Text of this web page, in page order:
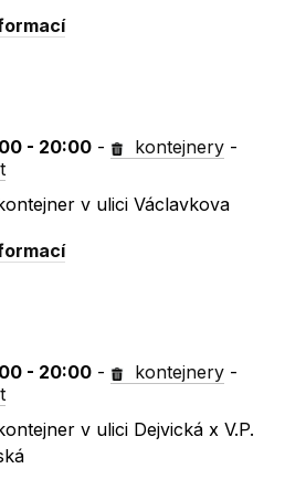
- 20:00 - kontejnery -
v ulici Václavkova
- 20:00 - kontejnery -
v ulici Dejvická x V.P.